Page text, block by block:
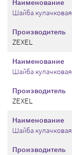
Производитель
ZEXEL
Наименование
Шайба кулачковая
Производитель
ZEXEL
Наименование
Шайба кулачковая
Производитель
Наименование
Шайба кулачковая